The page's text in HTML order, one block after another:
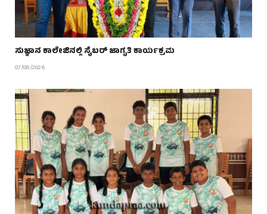
ಸುಜ್ಞಾನ ಕಾಲೇಜಿನಲ್ಲಿ ಸೈಬರ್ ಜಾಗೃತಿ ಕಾರ್ಯಕ್ರಮ
07/08/2026